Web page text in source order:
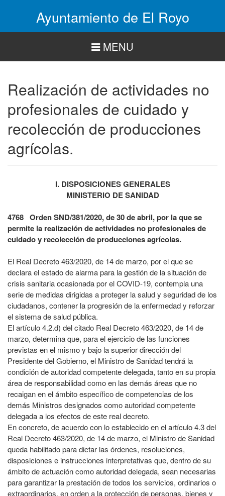
Ayuntamiento de El Royo
MENU
Realización de actividades no
profesionales de cuidado y
recolección de producciones
agrícolas.
I. DISPOSICIONES GENERALES
MINISTERIO DE SANIDAD
4768 Orden SND/381/2020, de 30 de abril, por la que se
permite la realización de actividades no profesionales de
cuidado y recolección de producciones agrícolas.
El Real Decreto 463/2020, de 14 de marzo, por el que se
declara el estado de alarma para la gestión de la situación de
crisis sanitaria ocasionada por el COVID-19, contempla una
serie de medidas dirigidas a proteger la salud y seguridad de los
ciudadanos, contener la progresión de la enfermedad y reforzar
el sistema de salud pública.
El artículo 4.2.d) del citado Real Decreto 463/2020, de 14 de
marzo, determina que, para el ejercicio de las funciones
previstas en el mismo y bajo la superior dirección del
Presidente del Gobierno, el Ministro de Sanidad tendrá la
condición de autoridad competente delegada, tanto en su propia
área de responsabilidad como en las demás áreas que no
recaigan en el ámbito específico de competencias de los
demás Ministros designados como autoridad competente
delegada a los efectos de este real decreto.
En concreto, de acuerdo con lo establecido en el artículo 4.3 del
Real Decreto 463/2020, de 14 de marzo, el Ministro de Sanidad
queda habilitado para dictar las órdenes, resoluciones,
disposiciones e instrucciones interpretativas que, dentro de su
ámbito de actuación como autoridad delegada, sean necesarias
para garantizar la prestación de todos los servicios, ordinarios o
extraordinarios, en orden a la protección de personas, bienes y